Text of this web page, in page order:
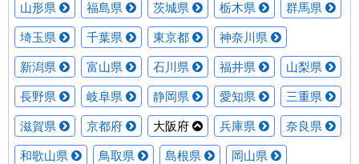
山形県 福島県 茨城県 栃木県 群馬県
埼玉県 千葉県 東京都 神奈川県
新潟県 富山県 石川県 福井県 山梨県
長野県 岐阜県 静岡県 愛知県 三重県
滋賀県 京都府 大阪府 兵庫県 奈良県
和歌山県 鳥取県 島根県 岡山県